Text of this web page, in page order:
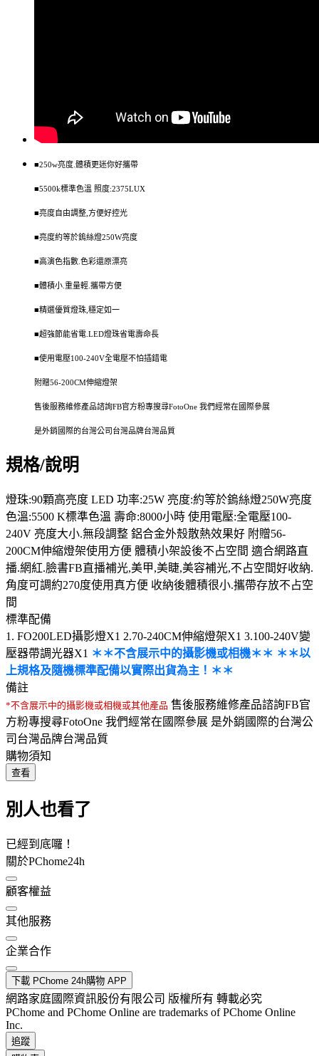
■250w亮度.體積更迷你好攜帶
■5500k標準色溫 照度:2375LUX
■亮度自由調整,方便好控光
■亮度約等於鎢絲燈250W亮度
■高演色指數.色彩還原漂亮
■體積小.重量輕.攜帶方便
■精選優質燈珠,穩定如一
■超強節能省電.LED燈珠省電壽命長
■使用電壓100-240V全電壓不怕插錯電
附贈56-200CM伸縮燈架
售後服務維修產品諮詢FB官方粉專搜尋FotoOne 我們經常在國際參展
是外銷國際的台灣公司台灣品牌台灣品質
規格/說明
燈珠:90顆高亮度 LED 功率:25W 亮度:約等於鎢絲燈250W亮度
色溫:5500 K標準色溫 壽命:8000小時 使用電壓:全電壓100-
240V 亮度大小.無段調整 鋁合金外殼散熱效果好 附贈56-
200CM伸縮燈架使用方便 體積小架設後不占空間 適合網路直
播.網紅.臉書FB直播補光,美甲,美睫,美容補光,不占空間好收納.
角度可調約270度使用真方便 收納後體積很小.攜帶存放不占空
間
標準配備
1. FO200LED攝影燈X1 2.70-240CM伸縮燈架X1 3.100-240V變
壓器帶調光器X1 ＊＊不含展示中的攝影機或相機＊＊ ＊＊以
上規格及隨機標準配備以實際出貨為主！＊＊
備註
*不含展示中的攝影機或相機或其他產品 售後服務維修產品諮詢FB官
方粉專搜尋FotoOne 我們經常在國際參展 是外銷國際的台灣公
司台灣品牌台灣品質
購物須知
查看
別人也看了
已經到底囉！
關於PChome24h
顧客權益
其他服務
企業合作
下載 PChome 24h購物 APP
網路家庭國際資訊股份有限公司 版權所有 轉載必究
PChome and PChome Online are trademarks of PChome Online
Inc.
追蹤